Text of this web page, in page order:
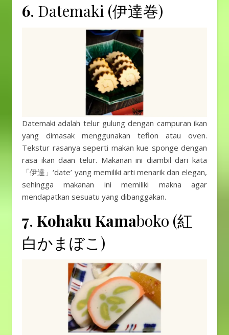
6. Datemaki (伊達巻)
Datemaki adalah telur gulung dengan campuran ikan
yang dimasak menggunakan teflon atau oven.
Tekstur rasanya seperti makan kue sponge dengan
rasa ikan daan telur. Makanan ini diambil dari kata
「伊達」‘date’ yang memiliki arti menarik dan elegan,
sehingga makanan ini memiliki makna agar
mendapatkan sesuatu yang dibanggakan.
7. Kohaku Kamaboko (紅
白かまぼこ)